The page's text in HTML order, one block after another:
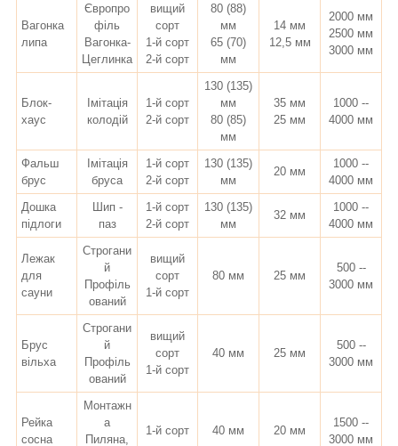
Вагонка
липа
Європро
філь
Вагонка-
Цеглинка
вищий
сорт
1-й сорт
2-й сорт
80 (88)
мм
65 (70)
мм
14 мм
12,5 мм
2000 мм
2500 мм
3000 мм
Блок-
хаус
Імітація
колодій
1-й сорт
2-й сорт
130 (135)
мм
80 (85)
мм
35 мм
25 мм
1000 --
4000 мм
Фальш
брус
Імітація
бруса
1-й сорт
2-й сорт
130 (135)
мм
20 мм
1000 --
4000 мм
Дошка
підлоги
Шип -
паз
1-й сорт
2-й сорт
130 (135)
мм
32 мм
1000 --
4000 мм
Лежак
для
сауни
Строгани
й
Профіль
ований
вищий
сорт
1-й сорт
80 мм 25 мм
500 --
3000 мм
Брус
вільха
Строгани
й
Профіль
ований
вищий
сорт
1-й сорт
40 мм 25 мм
500 --
3000 мм
Рейка
сосна
Монтажн
а
Пиляна,
1-й сорт 40 мм 20 мм
1500 --
3000 мм